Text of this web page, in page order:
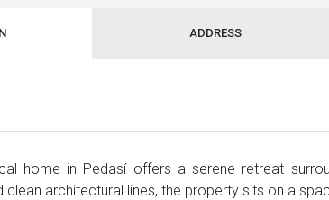
ADDRESS
home in Pedasí offers a serene retreat
architectural lines, the property sits on a